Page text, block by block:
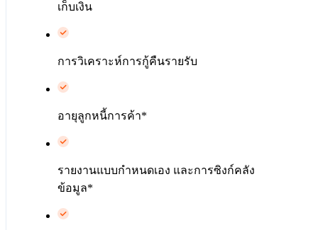
เก็บเงิน
การวิเคราะห์การกู้คืนรายรับ
อายุลูกหนี้การค้า*
รายงานแบบกำหนดเอง และการซิงก์คลัง
ข้อมูล*